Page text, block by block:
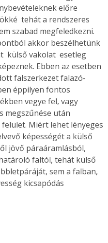
előre
 tehát a rendszeres
szabad megfeledkezni.
akkor beszélhetünk
külső vakolat  esetleg
Ebben az esetben
falszerkezet falazó-
éppilyen fontos
vegye fel, vagy
megszűnése után
Miért lehet lényeges
képességét a külső
jövő páraáramlásból,
faltól, tehát külső
sem a falban,
kicsapódás